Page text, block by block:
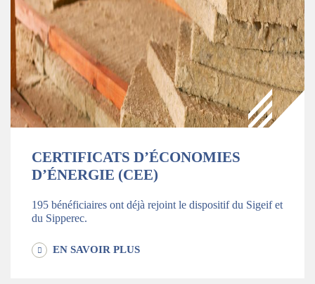
CERTIFICATS D’ÉCONOMIES
D’ÉNERGIE (CEE)
195 bénéficiaires ont déjà rejoint le dispositif du Sigeif et
du Sipperec.
EN SAVOIR PLUS